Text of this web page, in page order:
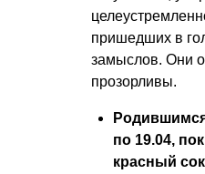
пришедших в
замыслов. Они
прозорливы.
по 19.04,
красный